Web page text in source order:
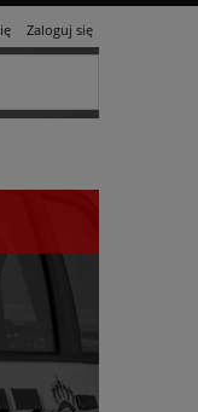
Zaloguj się